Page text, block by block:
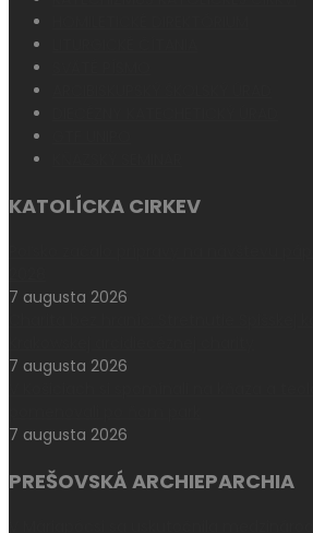
KATOLÍCKA CIRKEV
7 augusta 2026
7 augusta 2026
7 augusta 2026
PREŠOVSKÁ ARCHIEPARCHIA